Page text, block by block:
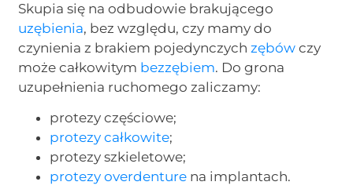
Skupia się na odbudowie brakującego
uzębienia, bez względu, czy mamy do
czynienia z brakiem pojedynczychzębów czy
może całkowitym bezzębiem. Do grona
uzupełnienia ruchomego zaliczamy:
protezy częściowe;
protezy całkowite;
protezy szkieletowe;
protezy overdenture na implantach.